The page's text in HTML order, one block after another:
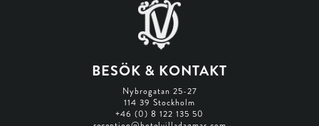
BESÖK & KONTAKT
Nybrogatan 25-27
114 39 Stockholm
+46 (0) 8 122 135 50